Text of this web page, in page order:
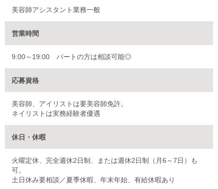
美容師アシスタント業務一般
営業時間
9:00～19:00 パートの方は相談可能◎
応募資格
美容師、アイリストは要美容師免許。
ネイリストは実務経験者優遇
休日・休暇
火曜定休、完全週休2日制、または週休2日制（月6～7日）も
可。
土日休み要相談／夏季休暇、年末年始、有給休暇あり